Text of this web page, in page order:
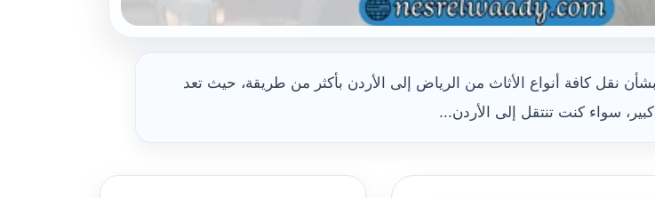
نقل كافة أنواع الأثاث من الرياض إلى الأردن بأكثر من طريقة، حيث تعد
سواء كنت تنتقل إلى الأردن...